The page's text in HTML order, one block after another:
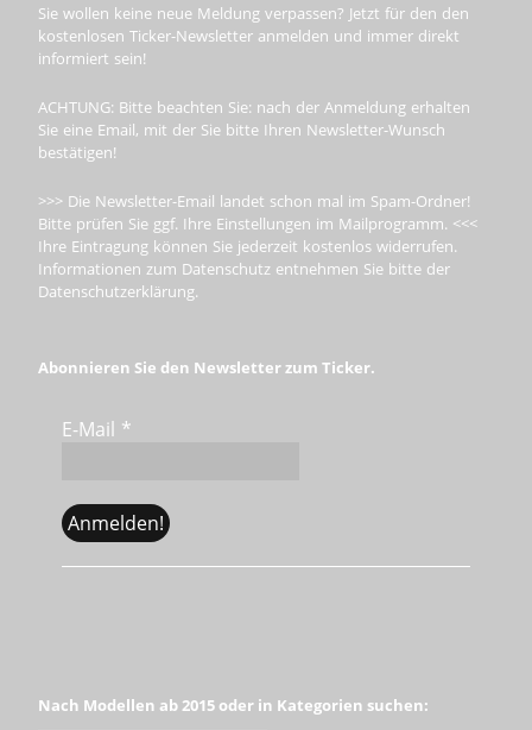
Sie wollen keine neue Meldung verpassen? Jetzt für den den
kostenlosen Ticker-Newsletter anmelden und immer direkt
informiert sein!
ACHTUNG: Bitte beachten Sie: nach der Anmeldung erhalten
Sie eine Email, mit der Sie bitte Ihren Newsletter-Wunsch
bestätigen!
>>> Die Newsletter-Email landet schon mal im Spam-Ordner!
Bitte prüfen Sie ggf. Ihre Einstellungen im Mailprogramm. <<<
Ihre Eintragung können Sie jederzeit kostenlos widerrufen.
Informationen zum Datenschutz entnehmen Sie bitte der
Datenschutzerklärung.
Abonnieren Sie den Newsletter zum Ticker.
E-Mail *
Nach Modellen ab 2015 oder in Kategorien suchen: